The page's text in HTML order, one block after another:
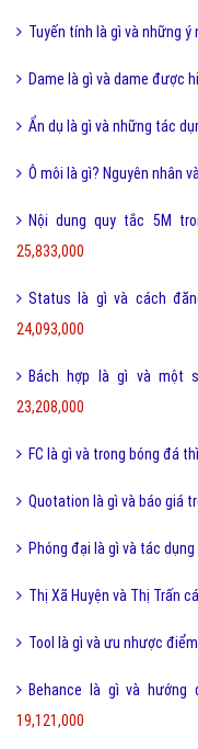
Tuyến tính là gì và những
Dame là gì và dame được
Ẩn dụ là gì và những tác
Ô môi là gì? Nguyên nhân
Nội dung quy tắc 5M
25,833,000
Status là gì và cách
24,093,000
Bách hợp là gì và một
23,208,000
FC là gì và trong bóng đá
Quotation là gì và báo giá
Phóng đại là gì và tác
Thị Xã Huyện và Thị Trấn
Tool là gì và ưu nhược
Behance là gì và hướng
19,121,000